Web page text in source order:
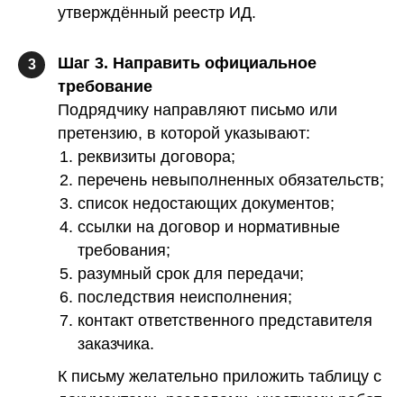
утверждённый реестр ИД.
3
Шаг 3. Направить официальное
требование
Подрядчику направляют письмо или
претензию, в которой указывают:
реквизиты договора;
перечень невыполненных обязательств;
список недостающих документов;
ссылки на договор и нормативные
требования;
разумный срок для передачи;
последствия неисполнения;
контакт ответственного представителя
заказчика.
К письму желательно приложить таблицу с